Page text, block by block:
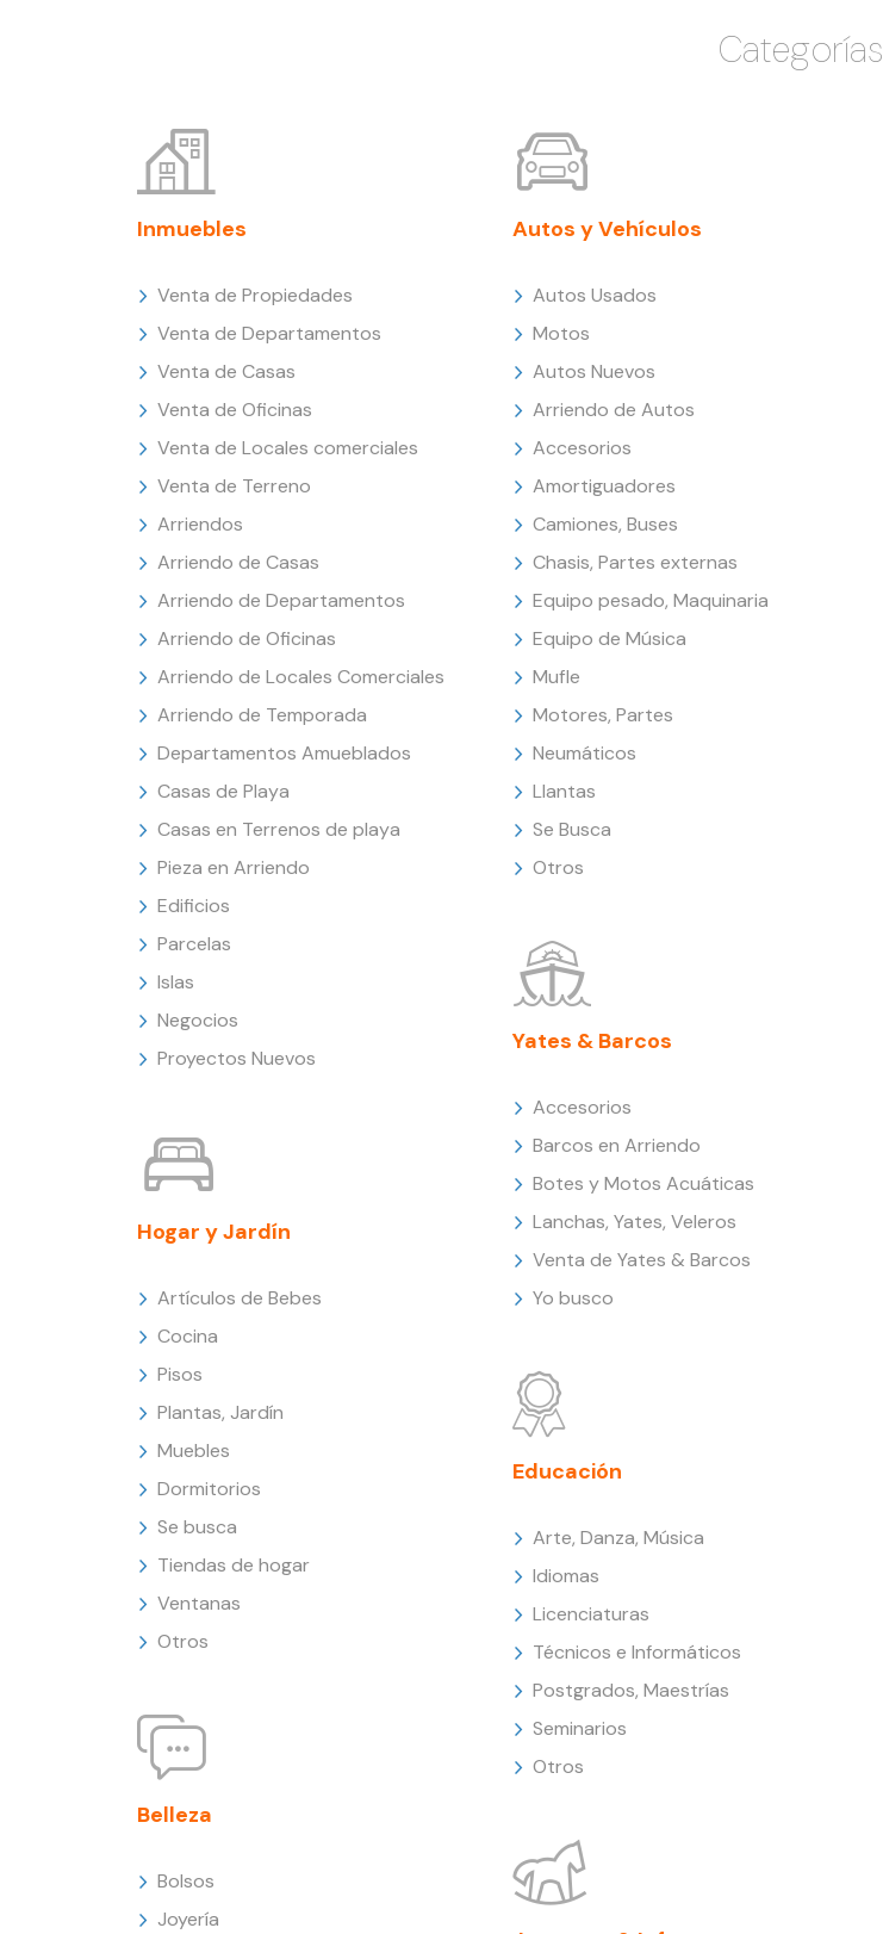
Categorías
Inmuebles
Venta de Propiedades
Venta de Departamentos
Venta de Casas
Venta de Oficinas
Venta de Locales comerciales
Venta de Terreno
Arriendos
Arriendo de Casas
Arriendo de Departamentos
Arriendo de Oficinas
Arriendo de Locales Comerciales
Arriendo de Temporada
Departamentos Amueblados
Casas de Playa
Casas en Terrenos de playa
Pieza en Arriendo
Edificios
Parcelas
Islas
Negocios
Proyectos Nuevos
Hogar y Jardín
Artículos de Bebes
Cocina
Pisos
Plantas, Jardín
Muebles
Dormitorios
Se busca
Tiendas de hogar
Ventanas
Otros
Belleza
Bolsos
Joyería
Autos y Vehículos
Autos Usados
Motos
Autos Nuevos
Arriendo de Autos
Accesorios
Amortiguadores
Camiones, Buses
Chasis, Partes externas
Equipo pesado, Maquinaria
Equipo de Música
Mufle
Motores, Partes
Neumáticos
Llantas
Se Busca
Otros
Yates & Barcos
Accesorios
Barcos en Arriendo
Botes y Motos Acuáticas
Lanchas, Yates, Veleros
Venta de Yates & Barcos
Yo busco
Educación
Arte, Danza, Música
Idiomas
Licenciaturas
Técnicos e Informáticos
Postgrados, Maestrías
Seminarios
Otros